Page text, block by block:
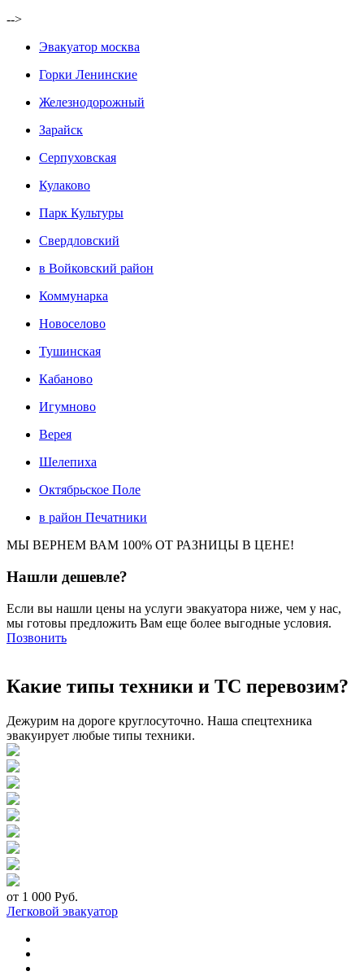
-->
Эвакуатор москва
Горки Ленинские
Железнодорожный
Зарайск
Серпуховская
Кулаково
Парк Культуры
Свердловский
в Войковский район
Коммунарка
Новоселово
Тушинская
Кабаново
Игумново
Верея
Шелепиха
Октябрьское Поле
в район Печатники
МЫ ВЕРНЕМ ВАМ 100% ОТ РАЗНИЦЫ В ЦЕНЕ!
Нашли дешевле?
Если вы нашли цены на услуги эвакуатора ниже, чем у нас,
мы готовы предложить Вам еще более выгодные условия.
Позвонить
Какие типы техники и ТС перевозим?
Дежурим на дороге круглосуточно. Наша спецтехника
эвакуирует любые типы техники.
от 1 000 Руб.
Легковой эвакуатор